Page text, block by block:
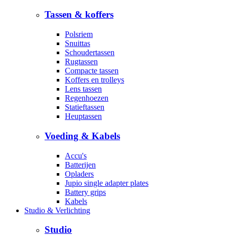
Tassen & koffers
Polsriem
Snuittas
Schoudertassen
Rugtassen
Compacte tassen
Koffers en trolleys
Lens tassen
Regenhoezen
Statieftassen
Heuptassen
Voeding & Kabels
Accu's
Batterijen
Opladers
Jupio single adapter plates
Battery grips
Kabels
Studio & Verlichting
Studio